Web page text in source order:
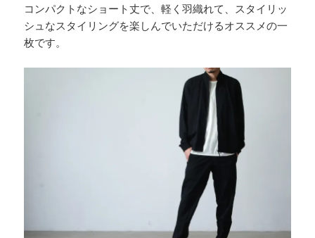
コンパクトなショート丈で、軽く羽織れて、スタイリッ
シュなスタイリングを楽しんでいただけるオススメの一
枚です。